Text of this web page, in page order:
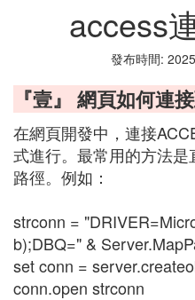
access
發布時間:
『壹』 網頁如何連
在網頁開發中，連接
式進行。最常用的方法
路徑。例如：
strconn =
b);DBQ=" &
set conn =
conn.open strconn